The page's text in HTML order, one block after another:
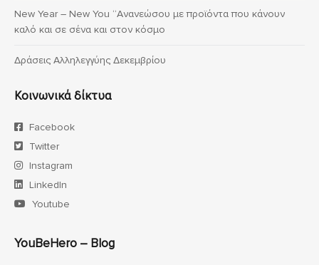
New Year – New You “Ανανεώσου με προϊόντα που κάνουν
καλό και σε σένα και στον κόσμο
Δράσεις Αλληλεγγύης Δεκεμβρίου
Κοινωνικά δίκτυα
Facebook
Twitter
Instagram
LinkedIn
Youtube
YouBeHero – Blog